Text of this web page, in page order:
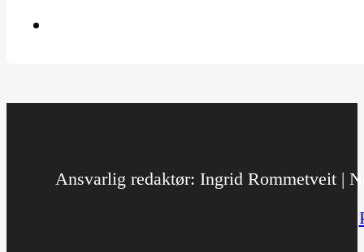
Ansvarlig redaktør: Ingrid Rommetveit |